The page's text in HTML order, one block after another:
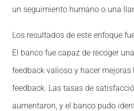
un seguimiento humano o una
Los resultados de este enfoque
El banco fue capaz de recoger
feedback valioso y hacer mejoras
feedback. Las tasas de
aumentaron, y el banco pudo